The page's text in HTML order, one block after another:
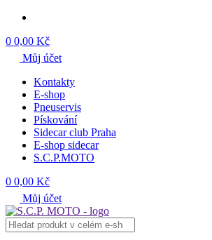
0 0,00 Kč
Můj účet
Kontakty
E-shop
Pneuservis
Pískování
Sidecar club Praha
E-shop sidecar
S.C.P.MOTO
0 0,00 Kč
Můj účet